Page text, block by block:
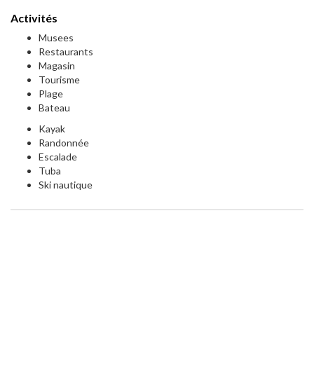
Activités
Musees
Restaurants
Magasin
Tourisme
Plage
Bateau
Kayak
Randonnée
Escalade
Tuba
Ski nautique